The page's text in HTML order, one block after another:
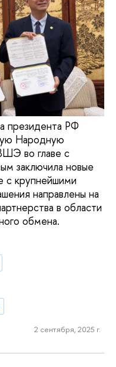
президента РФ
Народную
во главе с
заключила новые
с крупнейшими
направлены на
в области
обмена.
2 сентября, 2025 г.